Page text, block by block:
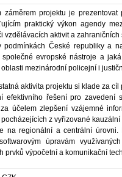
záměrem projektu je
praktický výkon agendy
vzdělávacích aktivit a
České republiky a
společné evropské nástroje a
oblasti mezinárodní policejní i
aktivita projektu si klade za
efektivního řešení pro zavedení
účelem zlepšení vzájemné
z vyřizované
na regionální a centrální
úpravám
prvků výpočetní a komunikační